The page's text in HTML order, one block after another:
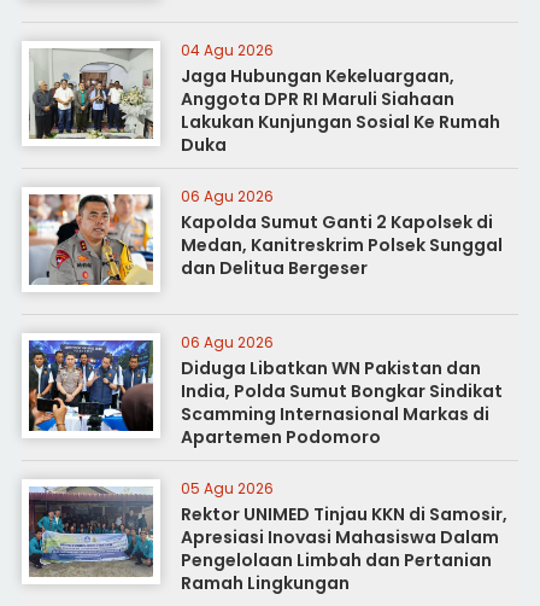
04 Agu 2026
Jaga Hubungan Kekeluargaan,
Anggota DPR RI Maruli Siahaan
Lakukan Kunjungan Sosial Ke Rumah
Duka
06 Agu 2026
Kapolda Sumut Ganti 2 Kapolsek di
Medan, Kanitreskrim Polsek Sunggal
dan Delitua Bergeser
06 Agu 2026
Diduga Libatkan WN Pakistan dan
India, Polda Sumut Bongkar Sindikat
Scamming Internasional Markas di
Apartemen Podomoro
05 Agu 2026
Rektor UNIMED Tinjau KKN di Samosir,
Apresiasi Inovasi Mahasiswa Dalam
Pengelolaan Limbah dan Pertanian
Ramah Lingkungan